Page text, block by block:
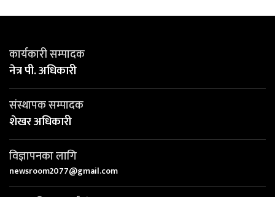
कार्यकारी सम्पादक
नेत्र पी. अधिकारी
संस्थापक सम्पादक
शेखर अधिकारी
विज्ञापनका लागि
newsroom2077@gmail.com